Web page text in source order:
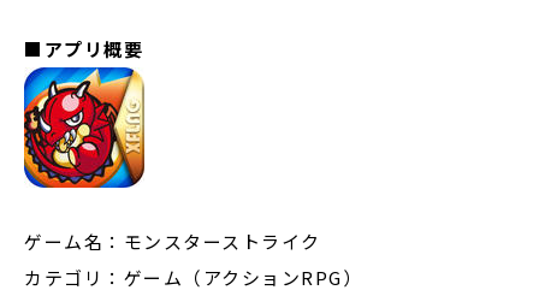
■アプリ概要
ゲーム名：モンスターストライク
カテゴリ：ゲーム（アクションRPG）